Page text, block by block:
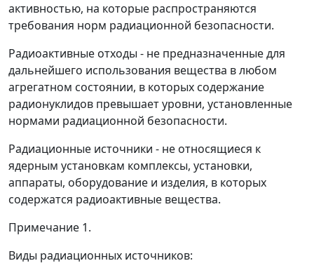
активностью, на которые распространяются
требования норм радиационной безопасности.
Радиоактивные отходы - не предназначенные для
дальнейшего использования вещества в любом
агрегатном состоянии, в которых содержание
радионуклидов превышает уровни, установленные
нормами радиационной безопасности.
Радиационные источники - не относящиеся к
ядерным установкам комплексы, установки,
аппараты, оборудование и изделия, в которых
содержатся радиоактивные вещества.
Примечание 1.
Виды радиационных источников: